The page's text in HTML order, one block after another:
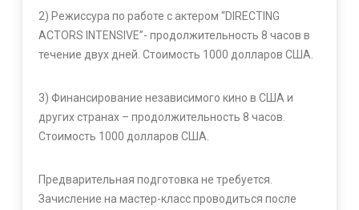
2) Режиссура по работе с актером “DIRECTING
ACTORS INTENSIVE”- продолжительность 8 часов в
течение двух дней. Стоимость 1000 долларов США.
3) Финансирование независимого кино в США и
других странах – продолжительность 8 часов.
Стоимость 1000 долларов США.
Предварительная подготовка не требуется.
Зачисление на мастер-класс проводиться после